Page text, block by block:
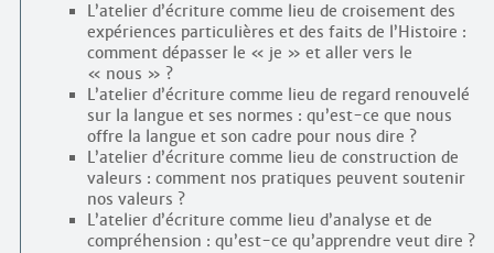
L’atelier d’écriture comme lieu de croisement des
expériences particulières et des faits de l’Histoire :
comment dépasser le « je » et aller vers le
« nous » ?
L’atelier d’écriture comme lieu de regard renouvelé
sur la langue et ses normes : qu’est-ce que nous
offre la langue et son cadre pour nous dire ?
L’atelier d’écriture comme lieu de construction de
valeurs : comment nos pratiques peuvent soutenir
nos valeurs ?
L’atelier d’écriture comme lieu d’analyse et de
compréhension : qu’est-ce qu’apprendre veut dire ?